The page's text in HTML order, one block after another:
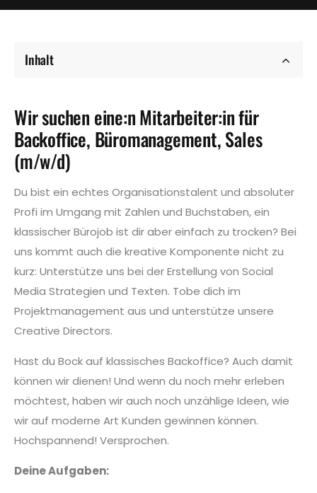
Wir suchen eine:n Mitarbeiter:in für
Backoffice, Büromanagement, Sales
(m/w/d)
Du bist ein echtes Organisationstalent und absoluter
Profi im Umgang mit Zahlen und Buchstaben, ein
klassischer Bürojob ist dir aber einfach zu trocken? Bei
uns kommt auch die kreative Komponente nicht zu
kurz: Unterstütze uns bei der Erstellung von Social
Media Strategien und Texten. Tobe dich im
Projektmanagement aus und unterstütze unsere
Creative Directors.
Hast du Bock auf klassisches Backoffice? Auch damit
können wir dienen! Und wenn du noch mehr erleben
möchtest, haben wir auch noch unzählige Ideen, wie
wir auf moderne Art Kunden gewinnen können.
Hochspannend! Versprochen.
Deine Aufgaben:
Inhalt